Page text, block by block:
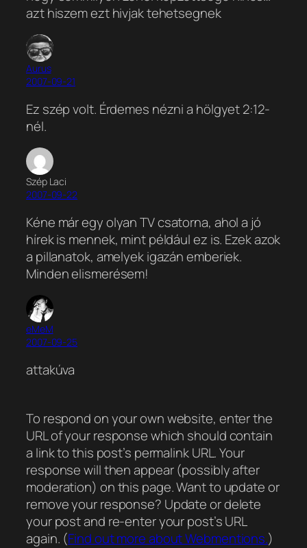
azt hiszem ezt hivjak tehetsegnek
Aurus
2007-09-21
Ez szép volt. Érdemes nézni a hölgyet 2:12-
nél.
Szép Laci
2007-09-22
Kéne már egy olyan TV csatorna, ahol a jó
hírek is mennek, mint például ez is. Ezek azok
a pillanatok, amelyek igazán emberiek.
Minden elismerésem!
eMeM
2007-09-25
attakúva
To respond on your own website, enter the
URL of your response which should contain
a link to this post’s permalink URL. Your
response will then appear (possibly after
moderation) on this page. Want to update or
remove your response? Update or delete
your post and re-enter your post’s URL
again. (Find out more about Webmentions.)